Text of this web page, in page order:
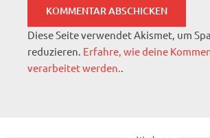
Diese Seite verwendet Akismet, um
reduzieren. Erfahre, wie deine
verarbeitet werden.